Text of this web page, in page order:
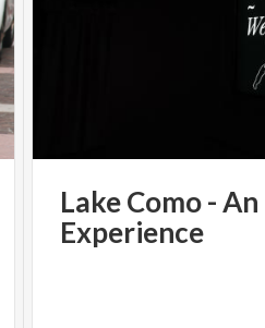
LakeComo-An
Experience